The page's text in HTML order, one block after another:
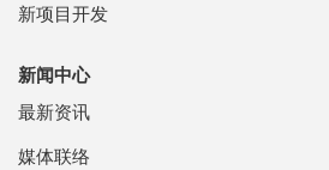
新项目开发
新闻中心
最新资讯
媒体联络